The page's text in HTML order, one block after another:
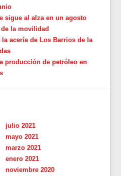
sigue al alza en un agosto
la movilidad
acería de Los Barrios de la
producción de petróleo en
julio 2021
mayo 2021
marzo 2021
enero 2021
noviembre 2020